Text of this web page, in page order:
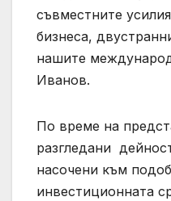
съвместните
бизнеса,
нашите
Иванов.
По време на
разгледани
насочени към
инвестиционната